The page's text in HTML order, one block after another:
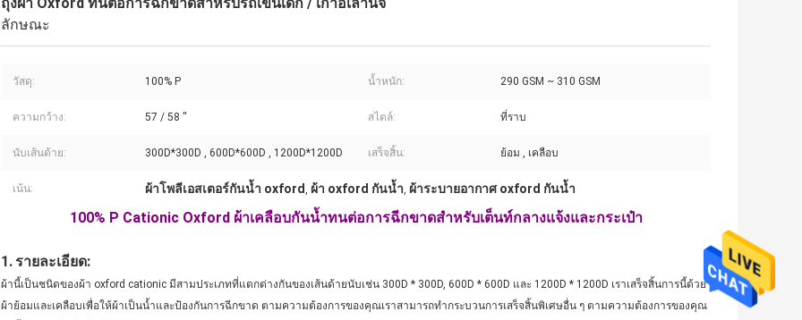
ลักษณะ
วัสดุ: 100% P น้ำหนัก: 290 GSM ~ 310 GSM
ความกว้าง: 57 / 58 '' สไตล์: ที่ราบ
นับเส้นด้าย: 300D*300D , 600D*600D , 1200D*1200D เสร็จสิ้น: ย้อม , เคลือบ
เน้น: ผ้าโพลีเอสเตอร์กันน้ำ oxford, ผ้า oxford กันน้ำ, ผ้าระบายอากาศ oxford กันน้ำ
100% P Cationic Oxford ผ้าเคลือบกันน้ำทนต่อการฉีกขาดสำหรับเต็นท์กลางแจ้งและกระเป๋า
1. รายละเอียด:
ผ้านี้เป็นชนิดของผ้า oxford cationic มีสามประเภทที่แตกต่างกันของเส้นด้ายนับเช่น 300D * 300D, 600D * 600D และ 1200D * 1200D เราเสร็จสิ้นการนี้ด้วย
ผ้าย้อมและเคลือบเพื่อให้ผ้าเป็นน้ำและป้องกันการฉีกขาด ตามความต้องการของคุณเราสามารถทำกระบวนการเสร็จสิ้นพิเศษอื่น ๆ ตามความต้องการของคุณ